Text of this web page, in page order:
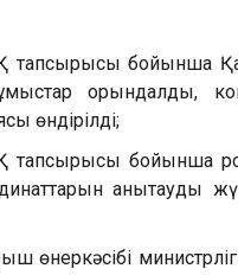
бойынша
орындалды,
өндірілді;
бойынша
анықтауды
өнеркәсібі